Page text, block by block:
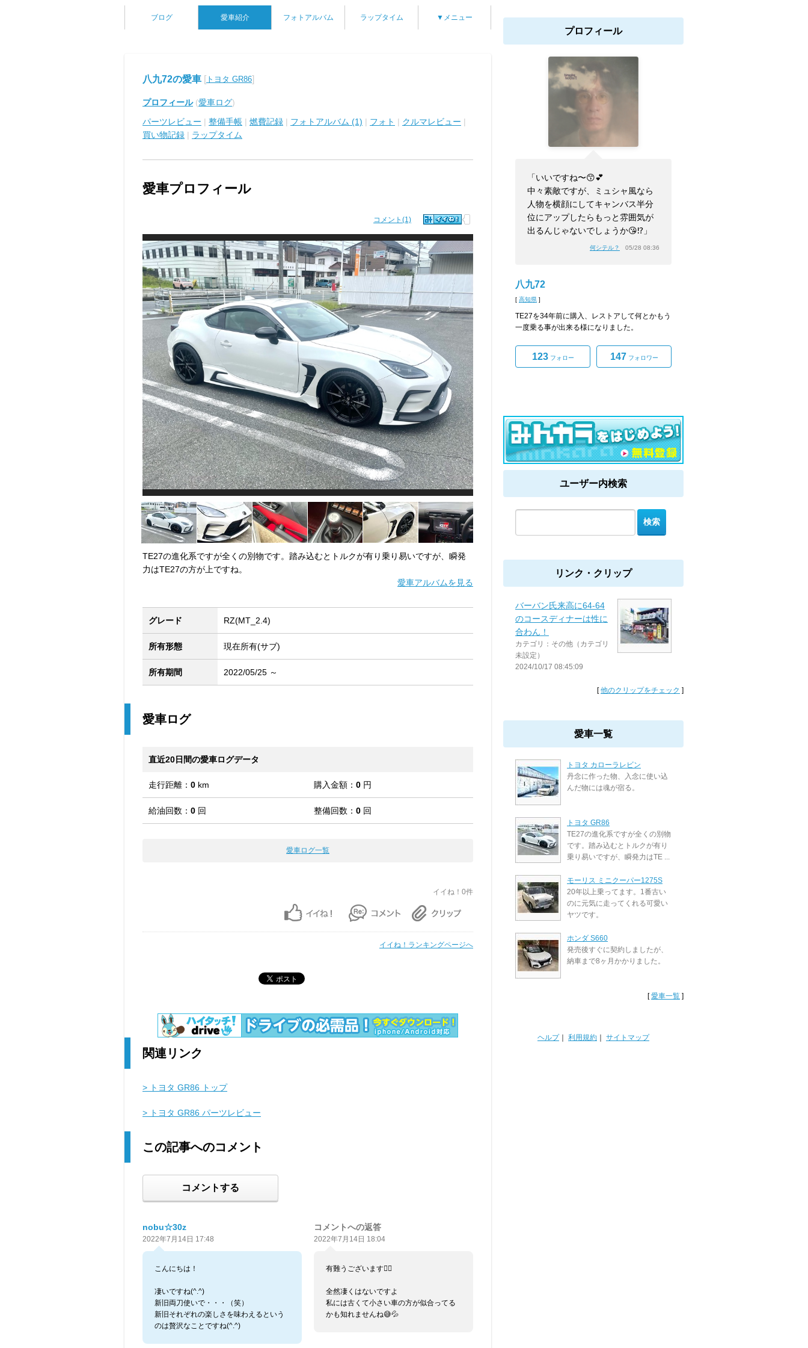
ブログ 愛車紹介 フォトアルバム ラップタイム ▼メニュー
八九72の愛車 [ トヨタ GR86]
プロフィール(愛車ログ)
パーツレビュー | 整備手帳 | 燃費記録 | フォトアルバム (1) | フォト | クルマレビュー |
買い物記録 | ラップタイム
愛車プロフィール
コメント(1)
TE27の進化系ですが全くの別物です。踏み込むとトルクが有り乗り易いですが、瞬発
力はTE27の方が上ですね。
愛車アルバムを見る
グレード RZ(MT_2.4)
所有形態 現在所有(サブ)
所有期間 2022/05/25 ～
愛車ログ
直近20日間の愛車ログデータ
走行距離： 0 km 購入金額： 0 円
給油回数： 0 回 整備回数： 0 回
愛車ログ一覧
イイね！0件
イイね！ランキングページへ
関連リンク
> トヨタ GR86 トップ
> トヨタ GR86 パーツレビュー
この記事へのコメント
コメントする
nobu☆30z
2022年7月14日 17:48
こんにちは！
凄いですね(^.^)
新旧両刀使いで・・・（笑）
新旧それぞれの楽しさを味わえるという
のは贅沢なことですね(^.^)
コメントへの返答
2022年7月14日 18:04
有難うございます🙇‍♀️
全然凄くはないですよ
私には古くて小さい車の方が似合ってる
かも知れませんね😅💦
プロフィール
「いいですね〜😙💕
中々素敵ですが、ミュシャ風なら
人物を横顔にしてキャンバス半分
位にアップしたらもっと雰囲気が
出るんじゃないでしょうか😘⁉️」
何シテル？ 05/28 08:36
八九72
[ 高知県 ]
TE27を34年前に購入、レストアして何とかもう
一度乗る事が出来る様になりました。
123フォロー 147 フォロワー
ユーザー内検索
リンク・クリップ
バーバン氏来高に64-64
のコースディナーは性に
合わん！
カテゴリ：その他（カテゴリ
未設定）
2024/10/17 08:45:09
[他のクリップをチェック ]
愛車一覧
トヨタ カローラレビン
丹念に作った物、入念に使い込
んだ物には魂が宿る。
トヨタ GR86
TE27の進化系ですが全くの別物
です。踏み込むとトルクが有り
乗り易いですが、瞬発力はTE ...
モーリス ミニクーパー1275S
20年以上乗ってます。1番古い
のに元気に走ってくれる可愛い
ヤツです。
ホンダ S660
発売後すぐに契約しましたが、
納車まで8ヶ月かかりました。
[愛車一覧 ]
ヘルプ｜ 利用規約 サイトマップ